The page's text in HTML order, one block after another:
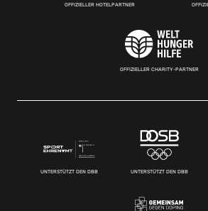
OFFIZIELLER HOTELPARTNER
OFFIZIELLER CHARITY-PARTNER
UNTERSTÜTZT DEN DBB UNTERSTÜTZT DEN DBB